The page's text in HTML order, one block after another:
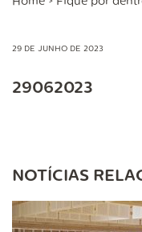
29 DE JUNHO DE 2023
29062023
NOTÍCIAS